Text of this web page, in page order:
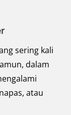
sering kali
dalam
atau